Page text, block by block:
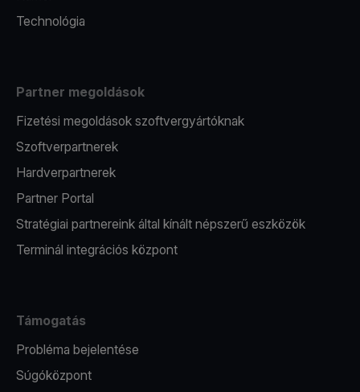
Technológia
Partner megoldások
Fizetési megoldások szoftvergyártóknak
Szoftverpartnerek
Hardverpartnerek
Partner Portal
Stratégiai partnereink által kínált népszerű eszközök
Terminál integrációs központ
Támogatás
Probléma bejelentése
Súgóközpont